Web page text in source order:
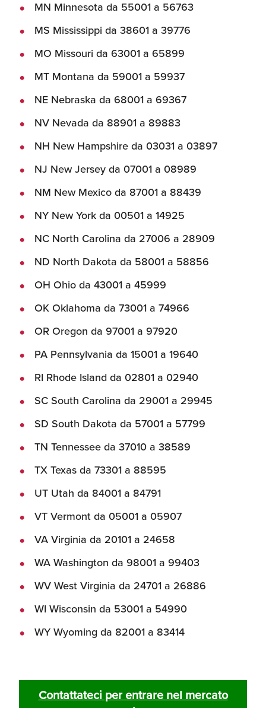
MN Minnesota da 55001 a 56763
MS Mississippi da 38601 a 39776
MO Missouri da 63001 a 65899
MT Montana da 59001 a 59937
NE Nebraska da 68001 a 69367
NV Nevada da 88901 a 89883
NH New Hampshire da 03031 a 03897
NJ New Jersey da 07001 a 08989
NM New Mexico da 87001 a 88439
NY New York da 00501 a 14925
NC North Carolina da 27006 a 28909
ND North Dakota da 58001 a 58856
OH Ohio da 43001 a 45999
OK Oklahoma da 73001 a 74966
OR Oregon da 97001 a 97920
PA Pennsylvania da 15001 a 19640
RI Rhode Island da 02801 a 02940
SC South Carolina da 29001 a 29945
SD South Dakota da 57001 a 57799
TN Tennessee da 37010 a 38589
TX Texas da 73301 a 88595
UT Utah da 84001 a 84791
VT Vermont da 05001 a 05907
VA Virginia da 20101 a 24658
WA Washington da 98001 a 99403
WV West Virginia da 24701 a 26886
WI Wisconsin da 53001 a 54990
WY Wyoming da 82001 a 83414
Contattateci per entrare nel mercato